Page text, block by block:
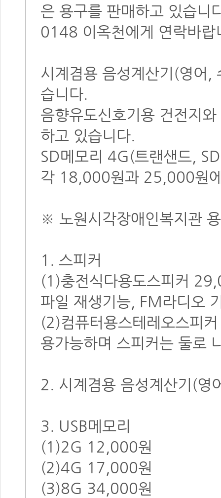
은 용구를 판매하고 있습
0148 이옥천에게 연락바랍
시계겸용 음성계산기(영어
습니다.
음향유도신호기용 건전지
하고 있습니다.
SD메모리 4G(트랜샌드,
각 18,000원과 25,000원
※ 노원시각장애인복지관
1. 스피커
(1)충전식다용도스피커
파일 재생기능, FM라디오
(2)컴퓨터용스테레오스피
용가능하며 스피커는 둘로
2. 시계겸용 음성계산기(
3. USB메모리
(1)2G 12,000원
(2)4G 17,000원
(3)8G 34,000원